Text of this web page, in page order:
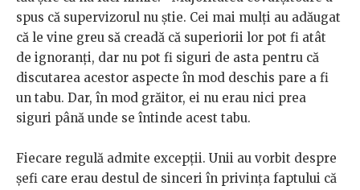
spus că supervizorul nu știe. Cei mai mulți au adăugat
că le vine greu să creadă că superiorii lor pot fi atât
de ignoranți, dar nu pot fi siguri de asta pentru că
discutarea acestor aspecte în mod deschis pare a fi
un tabu. Dar, în mod grăitor, ei nu erau nici prea
siguri până unde se întinde acest tabu.
Fiecare regulă admite excepții. Unii au vorbit despre
șefi care erau destul de sinceri în privința faptului că